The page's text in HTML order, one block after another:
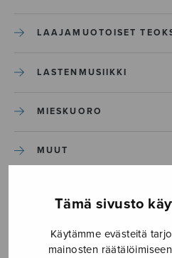
Tämä sivusto
Käytämme evästeitä
mainosten
LAAJAMUOTOISET
LASTENMUSIIKKI
MIESKUORO
MUUT
SEKAKUORO